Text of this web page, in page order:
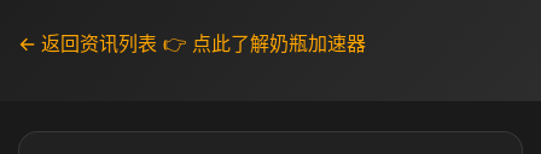
← 返回资讯列表 👉 点此了解奶瓶加速器